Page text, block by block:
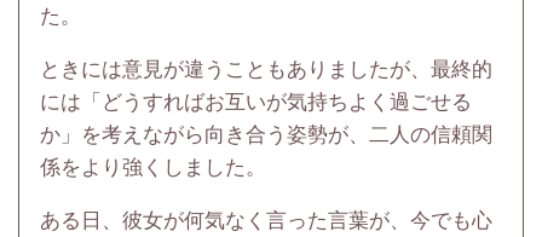
た。
ときには意見が違うこともありましたが、最終的
には「どうすればお互いが気持ちよく過ごせる
か」を考えながら向き合う姿勢が、二人の信頼関
係をより強くしました。
ある日、彼女が何気なく言った言葉が、今でも心